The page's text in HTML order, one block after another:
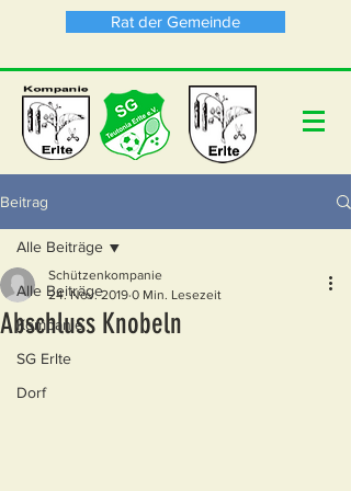
Rat der Gemeinde
Beitrag
Alle Beiträge
Kompanie
SG Erlte
Dorf
Alle Beiträge
Abschluss Knobeln
Schützenkompanie
24. Nov. 2019 0 Min. Lesezeit